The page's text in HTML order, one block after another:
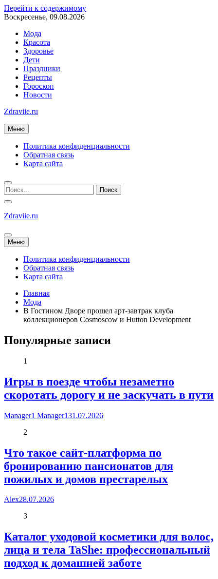
Перейти к содержимому
Воскресенье, 09.08.2026
Мода
Красота
Здоровье
Дети
Праздники
Рецепты
Гороскоп
Новости
Zdraviie.ru
Меню
Политика конфиденциальности
Обратная связь
Карта сайта
Zdraviie.ru
Меню
Политика конфиденциальности
Обратная связь
Карта сайта
Главная
Мода
В Гостином Дворе прошел арт-завтрак клуба
коллекционеров Cosmoscow и Hutton Development
Популярные записи
1
Игры в поезде чтобы незаметно
скоротать дорогу и не заскучать в пути
Manager1 Manager131.07.2026
2
Что такое сайт-платформа по
бронированию пансионатов для
пожилых и домов престарелых
Alex28.07.2026
3
Каталог уходовой косметики для волос,
лица и тела TaShe: профессиональный
подход к домашней заботе